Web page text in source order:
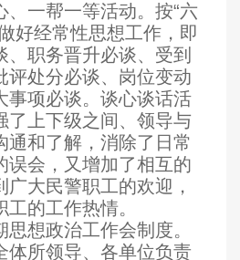
、一帮一等活动。按“六
好经常性思想工作，即
、职务晋升必谈、受到
评处分必谈、岗位变动
事项必谈。谈心谈话活
了上下级之间、领导与
通和了解，消除了日常
误会，又增加了相互的
大民警职工的欢迎，
工的工作热情。
思想政治工作会制度。
体所领导、各单位负责